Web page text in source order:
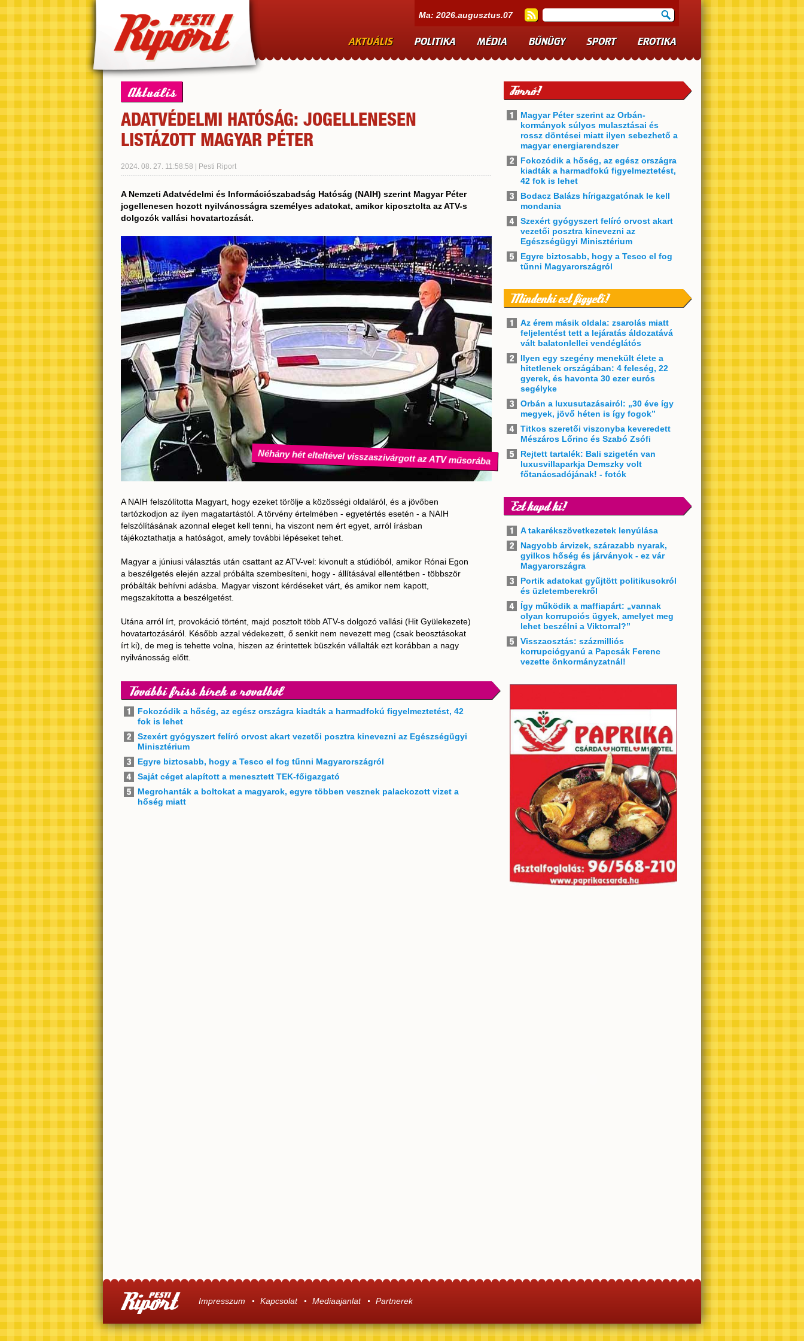
Ma: 2026.augusztus.07
AKTUÁLIS POLITIKA MÉDIA BŰNÜGY SPORT EROTIKA
Aktuális
ADATVÉDELMI HATÓSÁG: JOGELLENESEN
LISTÁZOTT MAGYAR PÉTER
2024. 08. 27. 11:58:58 | Pesti Riport
A Nemzeti Adatvédelmi és Információszabadság Hatóság (NAIH) szerint Magyar Péter
jogellenesen hozott nyilvánosságra személyes adatokat, amikor kiposztolta az ATV-s
dolgozók vallási hovatartozását.
Néhány hét elteltével visszaszivárgott az ATV műsorába
A NAIH felszólította Magyart, hogy ezeket törölje a közösségi oldaláról, és a jövőben
tartózkodjon az ilyen magatartástól. A törvény értelmében - egyetértés esetén - a NAIH
felszólításának azonnal eleget kell tenni, ha viszont nem ért egyet, arról írásban
tájékoztathatja a hatóságot, amely további lépéseket tehet.
Magyar a júniusi választás után csattant az ATV-vel: kivonult a stúdióból, amikor Rónai Egon
a beszélgetés elején azzal próbálta szembesíteni, hogy - állításával ellentétben - többször
próbálták behívni adásba. Magyar viszont kérdéseket várt, és amikor nem kapott,
megszakította a beszélgetést.
Utána arról írt, provokáció történt, majd posztolt több ATV-s dolgozó vallási (Hit Gyülekezete)
hovatartozásáról. Később azzal védekezett, ő senkit nem nevezett meg (csak beosztásokat
írt ki), de meg is tehette volna, hiszen az érintettek büszkén vállalták ezt korábban a nagy
nyilvánosság előtt.
További friss hírek a rovatból
Fokozódik a hőség, az egész országra kiadták a harmadfokú figyelmeztetést, 42
fok is lehet
Szexért gyógyszert felíró orvost akart vezetői posztra kinevezni az Egészségügyi
Minisztérium
Egyre biztosabb, hogy a Tesco el fog tűnni Magyarországról
Saját céget alapított a menesztett TEK-főigazgató
Megrohanták a boltokat a magyarok, egyre többen vesznek palackozott vizet a
hőség miatt
Magyar Péter szerint az Orbán-
kormányok súlyos mulasztásai és
rossz döntései miatt ilyen sebezhető a
magyar energiarendszer
Fokozódik a hőség, az egész országra
kiadták a harmadfokú figyelmeztetést,
42 fok is lehet
Bodacz Balázs hírigazgatónak le kell
mondania
Szexért gyógyszert felíró orvost akart
vezetői posztra kinevezni az
Egészségügyi Minisztérium
Egyre biztosabb, hogy a Tesco el fog
tűnni Magyarországról
Az érem másik oldala: zsarolás miatt
feljelentést tett a lejáratás áldozatává
vált balatonlellei vendéglátós
Ilyen egy szegény menekült élete a
hitetlenek országában: 4 feleség, 22
gyerek, és havonta 30 ezer eurós
segélyke
Orbán a luxusutazásairól: „30 éve így
megyek, jövő héten is így fogok”
Titkos szeretői viszonyba keveredett
Mészáros Lőrinc és Szabó Zsófi
Rejtett tartalék: Bali szigetén van
luxusvillaparkja Demszky volt
főtanácsadójának! - fotók
A takarékszövetkezetek lenyúlása
Nagyobb árvizek, szárazabb nyarak,
gyilkos hőség és járványok - ez vár
Magyarországra
Portik adatokat gyűjtött politikusokról
és üzletemberekről
Így működik a maffiapárt: „vannak
olyan korrupciós ügyek, amelyet meg
lehet beszélni a Viktorral?”
Visszaosztás: százmilliós
korrupciógyanú a Papcsák Ferenc
vezette önkormányzatnál!
Impresszum Kapcsolat Mediaajanlat Partnerek